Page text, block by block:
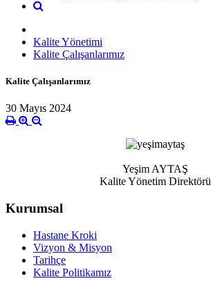
Kalite Yönetimi
Kalite Çalışanlarımız
Kalite Çalışanlarımız
30 Mayıs 2024
Yeşim AYTAŞ
Kalite Yönetim Direktörü
Kurumsal
Hastane Kroki
Vizyon & Misyon
Tarihçe
Kalite Politikamız